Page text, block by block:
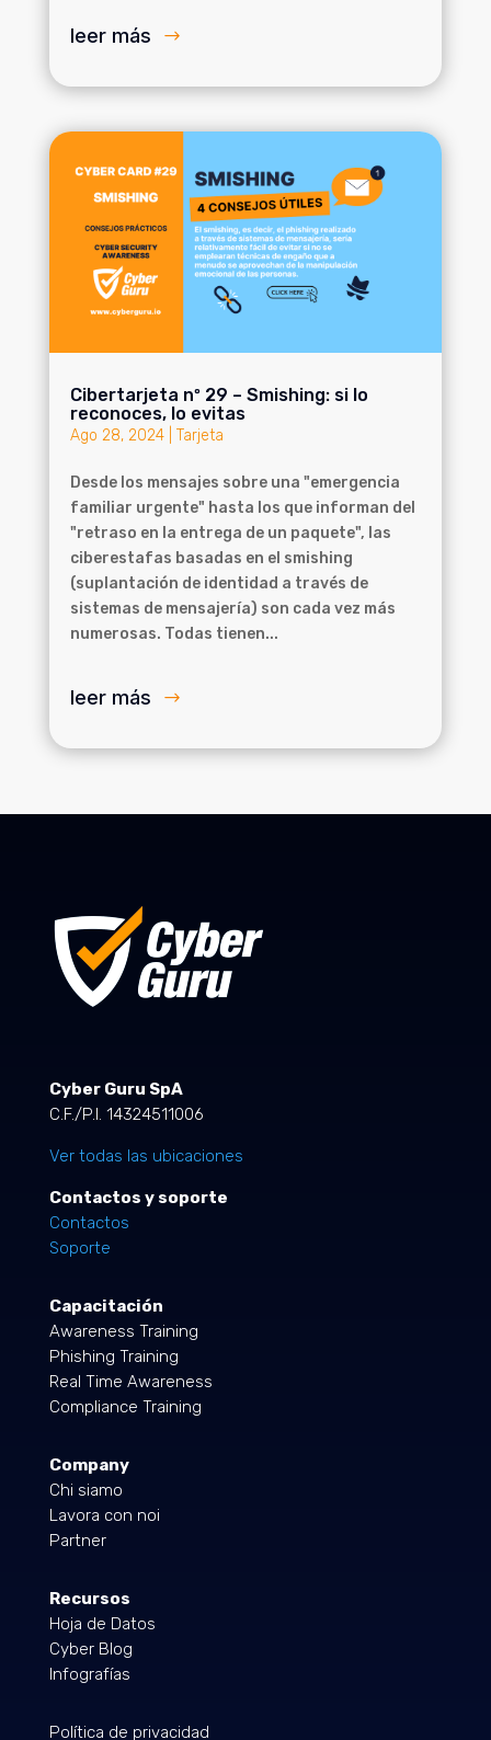
leer más
Cibertarjeta nº 29 – Smishing: si lo
reconoces, lo evitas
Ago 28, 2024| Tarjeta
Desde los mensajes sobre una "emergencia
familiar urgente" hasta los que informan del
"retraso en la entrega de un paquete", las
ciberestafas basadas en el smishing
(suplantación de identidad a través de
sistemas de mensajería) son cada vez más
numerosas. Todas tienen...
leer más
Cyber Guru SpA
C.F./P.I. 14324511006
Ver todas las ubicaciones
Contactos y soporte
Contactos
Soporte
Capacitación
Awareness Training
Phishing Training
Real Time Awareness
Compliance Training
Company
Chi siamo
Lavora con noi
Partner
Recursos
Hoja de Datos
Cyber Blog
Infografías
Política de privacidad